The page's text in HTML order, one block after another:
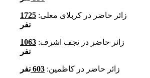
زائر حاضر در کربلای معلی: 1725
نفر
زائر حاضر در نجف اشرف: 1063
نفر
زائر حاضر در کاظمین: 603 نفر